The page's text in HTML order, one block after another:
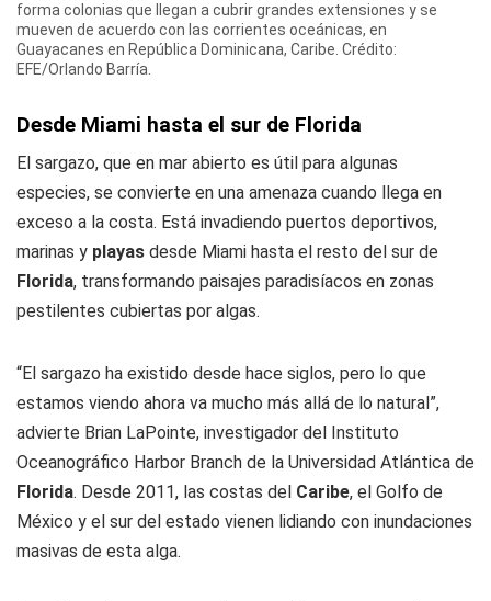
forma colonias que llegan a cubrir grandes extensiones y se
mueven de acuerdo con las corrientes oceánicas, en
Guayacanes en República Dominicana, Caribe. Crédito:
EFE/Orlando Barría.
Desde Miami hasta el sur de Florida
El sargazo, que en mar abierto es útil para algunas
especies, se convierte en una amenaza cuando llega en
exceso a la costa. Está invadiendo puertos deportivos,
marinas y playas desde Miami hasta el resto del sur de
Florida, transformando paisajes paradisíacos en zonas
pestilentes cubiertas por algas.
“El sargazo ha existido desde hace siglos, pero lo que
estamos viendo ahora va mucho más allá de lo natural”,
advierte Brian LaPointe, investigador del Instituto
Oceanográfico Harbor Branch de la Universidad Atlántica de
Florida. Desde 2011, las costas del Caribe, el Golfo de
México y el sur del estado vienen lidiando con inundaciones
masivas de esta alga.